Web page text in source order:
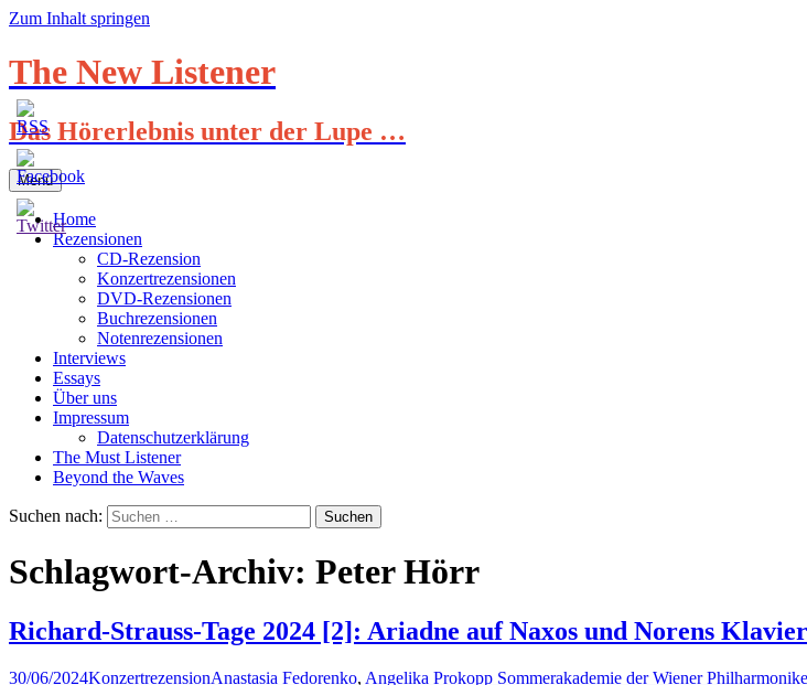
Zum Inhalt springen
The New Listener
Das Hörerlebnis unter der Lupe …
Menü
Home
Rezensionen
CD-Rezension
Konzertrezensionen
DVD-Rezensionen
Buchrezensionen
Notenrezensionen
Interviews
Essays
Über uns
Impressum
Datenschutzerklärung
The Must Listener
Beyond the Waves
Suchen nach:
Schlagwort-Archiv: Peter Hörr
Richard-Strauss-Tage 2024 [2]: Ariadne auf Naxos und Norens
30/06/2024KonzertrezensionAnastasia Fedorenko, Angelika Prokopp Sommerakademie der Wiener